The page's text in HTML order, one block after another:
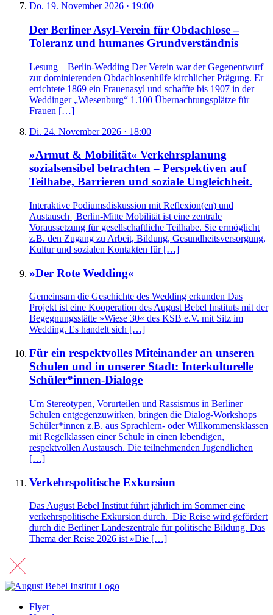
Do. 19. November 2026 · 19:00
Der Berliner Asyl-Verein für Obdachlose –
Toleranz und humanes Grundverständnis
Lesung – Berlin-Wedding Der Verein war der Gegenentwurf
zur dominierenden Obdachlosenhilfe kirchlicher Prägung. Er
errichtete 1869 ein Frauenasyl und schaffte bis 1907 in der
Weddinger „Wiesenburg“ 1.100 Übernachtungsplätze für
Frauen […]
Di. 24. November 2026 · 18:00
»Armut & Mobilität« Verkehrsplanung
sozialsensibel betrachten – Perspektiven auf
Teilhabe, Barrieren und soziale Ungleichheit.
Interaktive Podiumsdiskussion mit Reflexion(en) und
Austausch | Berlin-Mitte Mobilität ist eine zentrale
Voraussetzung für gesellschaftliche Teilhabe. Sie ermöglicht
z.B. den Zugang zu Arbeit, Bildung, Gesundheitsversorgung,
Kultur und sozialen Kontakten für […]
»Der Rote Wedding«
Gemeinsam die Geschichte des Wedding erkunden Das
Projekt ist eine Kooperation des August Bebel Instituts mit der
Begegnungsstätte »Wiese 30« des KSB e.V. mit Sitz im
Wedding. Es handelt sich […]
Für ein respektvolles Miteinander an unseren
Schulen und in unserer Stadt: Interkulturelle
Schüler*innen-Dialoge
Um Stereotypen, Vorurteilen und Rassismus in Berliner
Schulen entgegenzuwirken, bringen die Dialog-Workshops
Schüler*innen z.B. aus Sprachlern- oder Willkommensklassen
mit Regelklassen einer Schule in einen lebendigen,
respektvollen Austausch. Die teilnehmenden Jugendlichen
[…]
Verkehrspolitische Exkursion
Das August Bebel Institut führt jährlich im Sommer eine
verkehrspolitische Exkursion durch. Die Reise wird gefördert
durch die Berliner Landeszentrale für politische Bildung. Das
Thema der Reise 2026 ist »Die […]
Flyer